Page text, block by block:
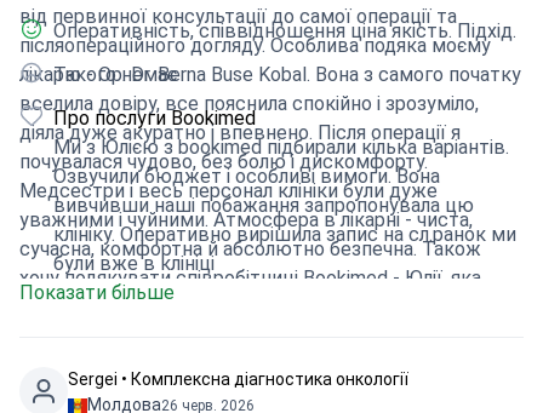
від первинної консультації до самої операції та
післяопераційного догляду. Особлива подяка моєму
лікарю - Op. Dr. Berna Buse Kobal. Вона з самого початку
вселила довіру, все пояснила спокійно і зрозуміло,
діяла дуже акуратно і впевнено. Після операції я
почувалася чудово, без болю і дискомфорту.
Медсестри і весь персонал клініки були дуже
уважними і чуйними. Атмосфера в лікарні - чиста,
сучасна, комфортна й абсолютно безпечна. Також
хочу подякувати співробітниці Bookimed - Юлії, яка
допомогла мені з консультацією та організацією
вже вранці я була в клініці. Усе було організовано
Оперативність, співвідношення ціна якість. Підхід.
Такого немає
Про послуги Bookimed
Ми з Юлією з bookimed підбирали кілька варіантів.
Озвучили бюджет і особливі вимоги. Вона
вивчивши наші побажання запропонувала цю
клініку. Оперативно вирішила запис на сл.ранок ми
були вже в клініці
Показати більше
Sergei • Комплексна діагностика онкології
Молдова26 черв. 2026